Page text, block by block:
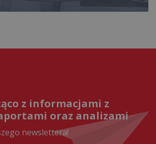
z informacjami z
oraz analizami
newslettera!